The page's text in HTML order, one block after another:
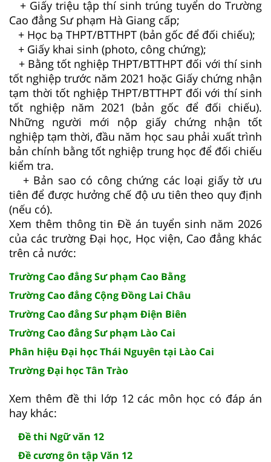
+ Giấy triệu tập thí sinh trúng tuyển do Trường
Cao đẳng Sư phạm Hà Giang cấp;
+ Học bạ THPT/BTTHPT (bản gốc để đối chiếu);
+ Giấy khai sinh (photo, công chứng);
+ Bằng tốt nghiệp THPT/BTTHPT đối với thí sinh
tốt nghiệp trước năm 2021 hoặc Giấy chứng nhận
tạm thời tốt nghiệp THPT/BTTHPT đối với thí sinh
tốt nghiệp năm 2021 (bản gốc để đối chiếu).
Những người mới nộp giấy chứng nhận tốt
nghiệp tạm thời, đầu năm học sau phải xuất trình
bản chính bằng tốt nghiệp trung học để đối chiếu
kiểm tra.
+ Bản sao có công chứng các loại giấy tờ ưu
tiên để được hưởng chế độ ưu tiên theo quy định
(nếu có).
Xem thêm thông tin Đề án tuyển sinh năm 2026
của các trường Đại học, Học viện, Cao đẳng khác
trên cả nước:
Trường Cao đẳng Sư phạm Cao Bằng
Trường Cao đẳng Cộng Đồng Lai Châu
Trường Cao đẳng Sư phạm Điện Biên
Trường Cao đẳng Sư phạm Lào Cai
Phân hiệu Đại học Thái Nguyên tại Lào Cai
Trường Đại học Tân Trào
Xem thêm đề thi lớp 12 các môn học có đáp án
hay khác:
Đề thi Ngữ văn 12
Đề cương ôn tập Văn 12